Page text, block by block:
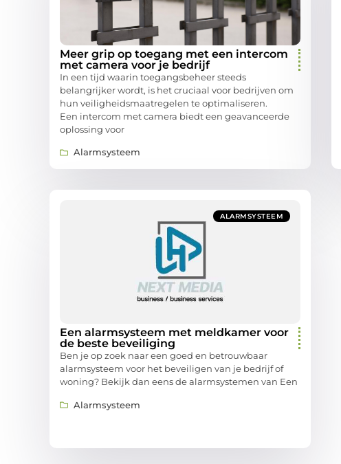
Meer grip op toegang met een intercom
met camera voor je bedrijf
In een tijd waarin toegangsbeheer steeds
belangrijker wordt, is het cruciaal voor bedrijven om
hun veiligheidsmaatregelen te optimaliseren.
Een intercom met camera biedt een geavanceerde
oplossing voor
Alarmsysteem
ALARMSYSTEEM
Een alarmsysteem met meldkamer voor
de beste beveiliging
Ben je op zoek naar een goed en betrouwbaar
alarmsysteem voor het beveiligen van je bedrijf of
woning? Bekijk dan eens de alarmsystemen van Een
Alarmsysteem